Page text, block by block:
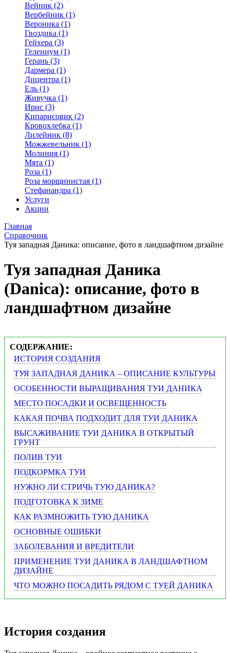
Вейник (2)
Вербейник (1)
Вероника (1)
Гвоздика (1)
Гейхера (3)
Гелениум (1)
Герань (3)
Дармера (1)
Дицентра (1)
Ель (1)
Живучка (1)
Ирис (3)
Кипарисовик (2)
Кровохлебка (1)
Лилейник (8)
Можжевельник (1)
Молиния (1)
Мята (1)
Роза (1)
Роза морщинистая (1)
Стефанандра (1)
Услуги
Акции
Главная
Справочник
Туя западная Даника: описание, фото в ландшафтном дизайне
Туя западная Даника
(Danica): описание, фото в
ландшафтном дизайне
СОДЕРЖАНИЕ:
ИСТОРИЯ СОЗДАНИЯ
ТУЯ ЗАПАДНАЯ ДАНИКА – ОПИСАНИЕ КУЛЬТУРЫ
ОСОБЕННОСТИ ВЫРАЩИВАНИЯ ТУИ ДАНИКА
МЕСТО ПОСАДКИ И ОСВЕЩЕННОСТЬ
КАКАЯ ПОЧВА ПОДХОДИТ ДЛЯ ТУИ ДАНИКА
ВЫСАЖИВАНИЕ ТУИ ДАНИКА В ОТКРЫТЫЙ
ГРУНТ
ПОЛИВ ТУИ
ПОДКОРМКА ТУИ
НУЖНО ЛИ СТРИЧЬ ТУЮ ДАНИКА?
ПОДГОТОВКА К ЗИМЕ
КАК РАЗМНОЖИТЬ ТУЮ ДАНИКА
ОСНОВНЫЕ ОШИБКИ
ЗАБОЛЕВАНИЯ И ВРЕДИТЕЛИ
ПРИМЕНЕНИЕ ТУИ ДАНИКА В ЛАНДШАФТНОМ
ДИЗАЙНЕ
ЧТО МОЖНО ПОСАДИТЬ РЯДОМ С ТУЕЙ ДАНИКА
История создания